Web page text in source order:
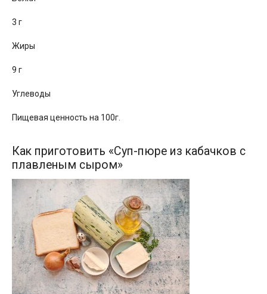
3 г
Жиры
9 г
Углеводы
Пищевая ценность на 100г.
Как приготовить «Суп-пюре из кабачков с
плавленым сыром»